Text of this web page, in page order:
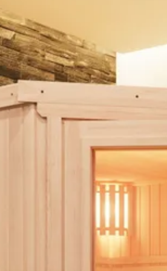
vrijstaande kachels en kachels die
zijn er kachels met ‘externe
juiste vermogen. Een kachel met te
een selectie gemaakt van de juiste
Out
Blank